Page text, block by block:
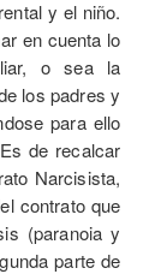
y el niño.
en cuenta lo
o sea la
los padres y
para ello
de recalcar
Narcisista,
contrato que
(paranoia y
parte de